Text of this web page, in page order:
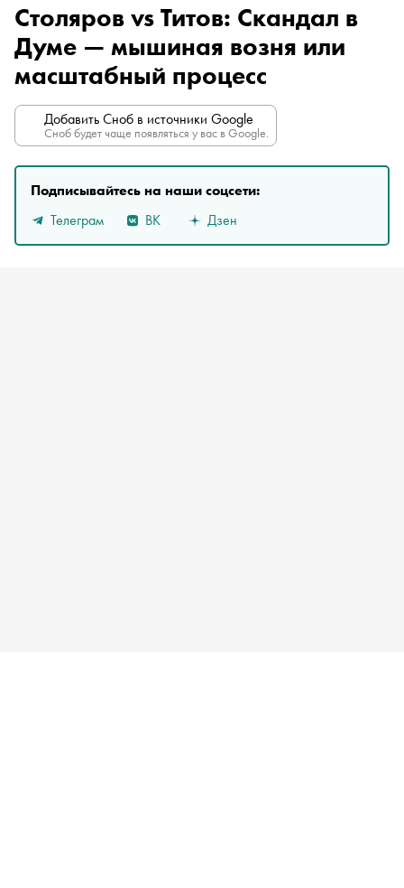
Столяров vs Титов: Скандал в
Думе — мышиная возня или
масштабный процесс
Добавить Сноб в источники Google
Сноб будет чаще появляться у вас в Google.
Подписывайтесь на наши соцсети:
Телеграм
ВК Дзен